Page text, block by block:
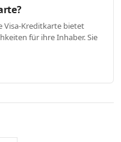
Visa-Kreditkarte bietet
für ihre Inhaber. Sie